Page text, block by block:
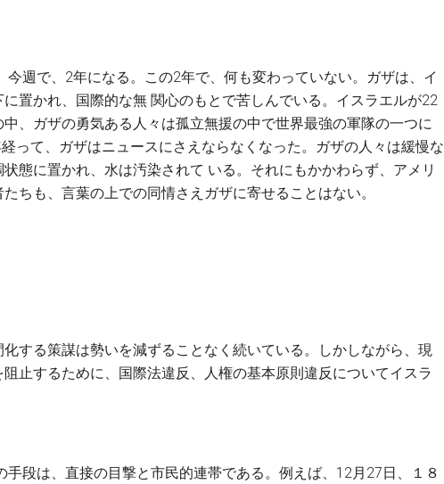
今週で、2年になる。この2年で、何も変わっていない。ガザは、イ
置かれ、国際的な無 関心のもとで苦しんでいる。イスラエルが22
、ガザの勇気ある人々は孤立無援の中で世界最強の軍隊の一つに
って、ガザはニュースにさえならなくなった。ガザの人々は緩慢な
態に置かれ、水は汚染されて いる。それにもかかわらず、アメリ
ちも、言葉の上での同情さえガザに寄せることはない。
する策謀は勢いを減ずることなく続いている。しかしながら、現
止するために、国際法違反、人権の基本原則違反についてイスラ
段は、直接の目撃と市民的連帯である。例えば、12月27日、１８